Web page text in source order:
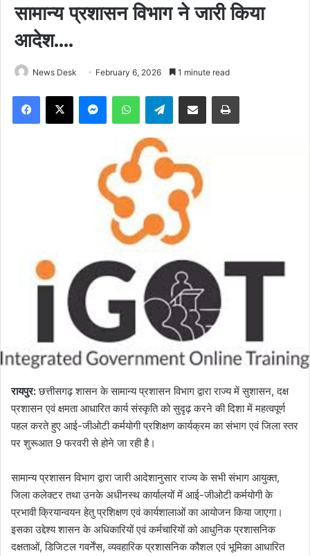
सामान्य प्रशासन विभाग ने जारी किया
आदेश….
News Desk February 6, 2026 1 minute read
Facebook
X MessengerWhatsAppTelegramShare via Email Print
रायपुर:छत्तीसगढ़ शासन के सामान्य प्रशासन विभाग द्वारा राज्य में सुशासन, दक्ष
प्रशासन एवं क्षमता आधारित कार्य संस्कृति को सुदृढ़ करने की दिशा में महत्वपूर्ण
पहल करते हुए आई-जीओटी कर्मयोगी प्रशिक्षण कार्यक्रम का संभाग एवं जिला स्तर
पर शुरूआत 9 फरवरी से होने जा रही है।
सामान्य प्रशासन विभाग द्वारा जारी आदेशानुसार राज्य के सभी संभाग आयुक्त,
जिला कलेक्टर तथा उनके अधीनस्थ कार्यालयों में आई-जीओटी कर्मयोगी के
प्रभावी क्रियान्वयन हेतु प्रशिक्षण एवं कार्यशालाओं का आयोजन किया जाएगा।
इसका उद्देश्य शासन के अधिकारियों एवं कर्मचारियों को आधुनिक प्रशासनिक
दक्षताओं, डिजिटल गवर्नेंस, व्यवहारिक प्रशासनिक कौशल एवं भूमिका आधारित